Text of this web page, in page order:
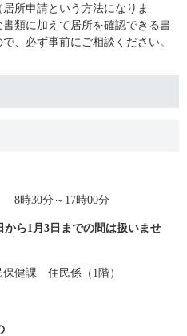
所申請という方法になりま
類に加えて居所を確認できる書
、必ず事前にご相談ください。
8時30分～17時00分
1月3日までの間は扱いませ
健課 住民係（1階）